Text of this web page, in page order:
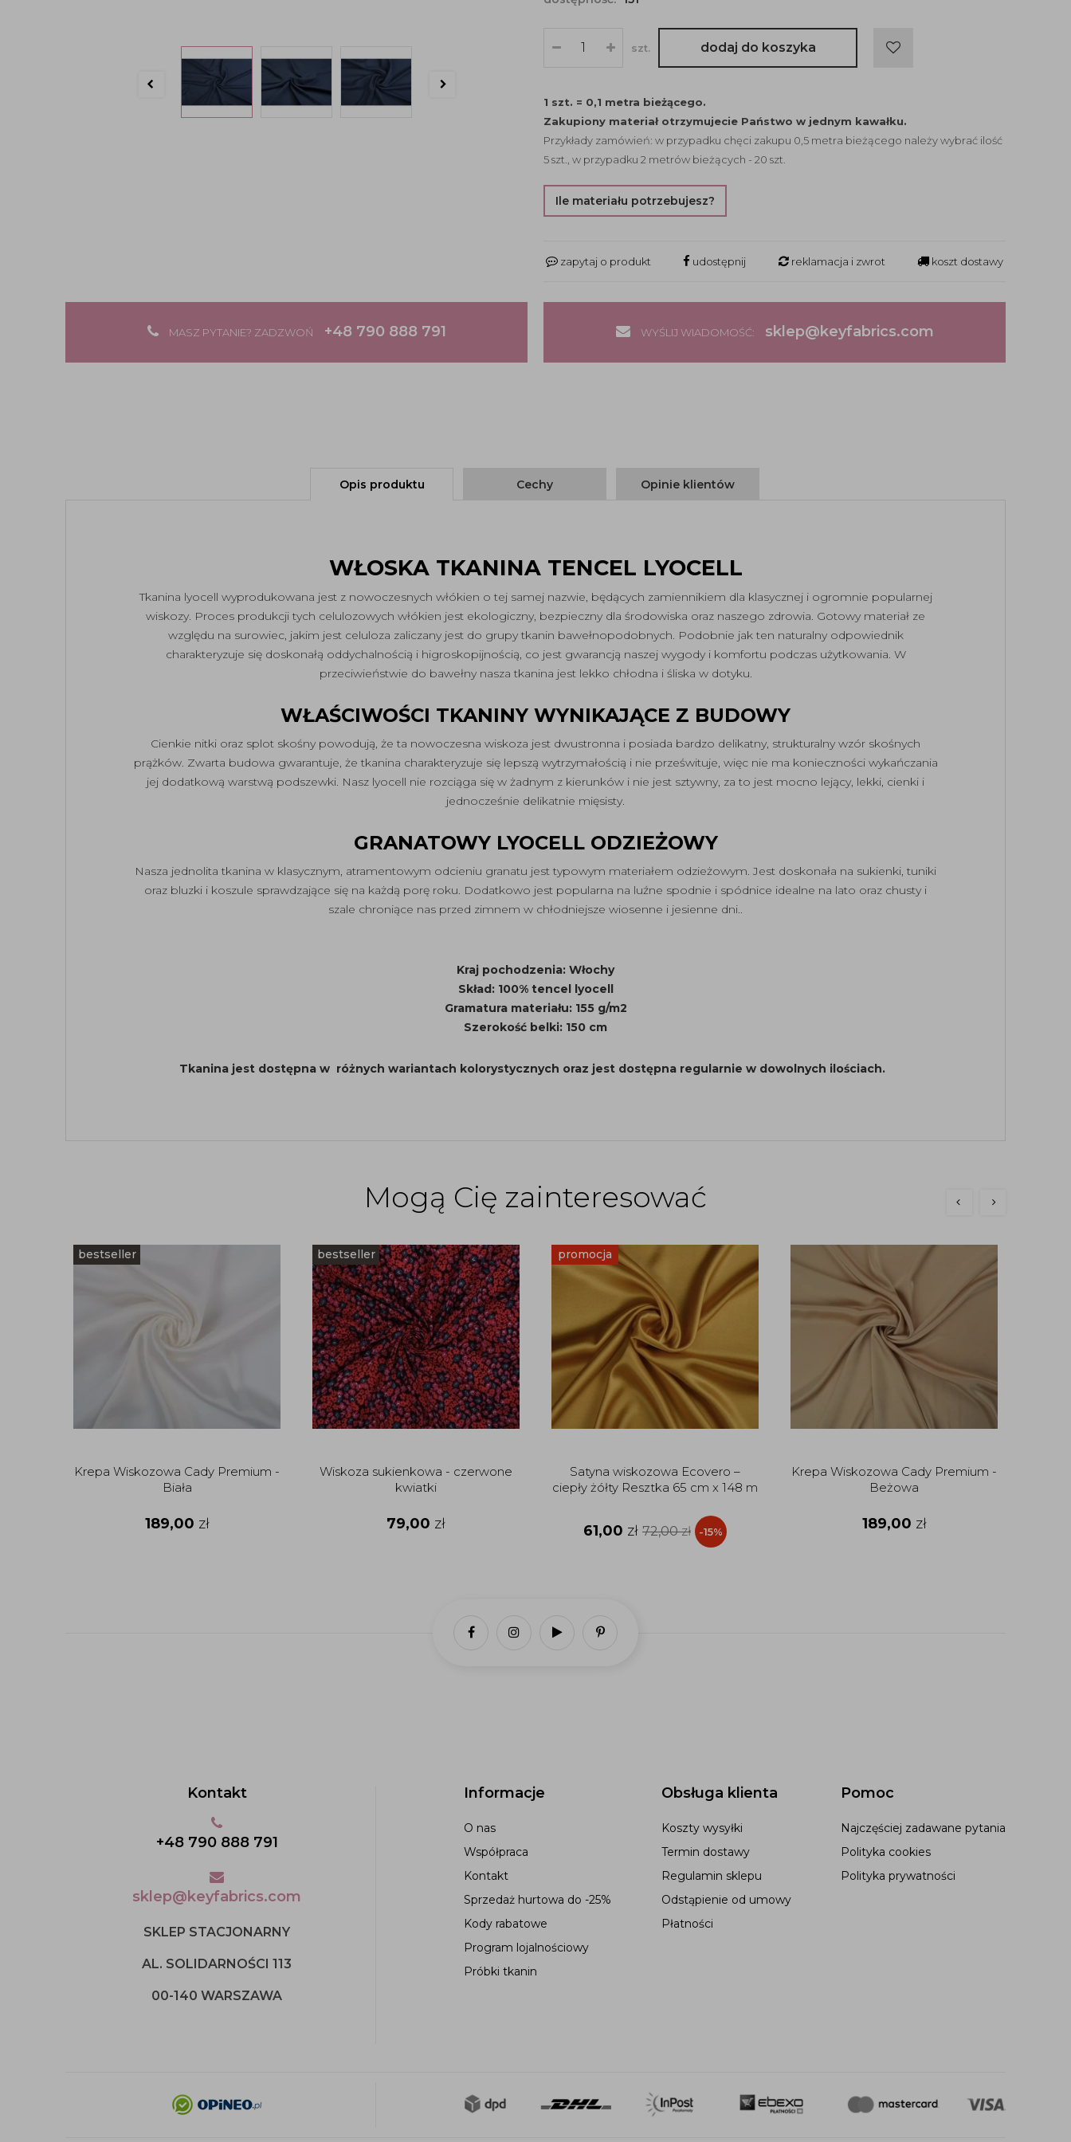
szt. dodaj do koszyka
1 szt. = 0,1 metra bieżącego.
Zakupiony materiał otrzymujecie Państwo w jednym kawałku.
Przykłady zamówień: w przypadku chęci zakupu 0,5 metra bieżącego należy wybrać ilość
5 szt., w przypadku 2 metrów bieżących - 20 szt.
Ile materiału potrzebujesz?
zapytaj o produkt udostępnij reklamacja i zwrot koszt dostawy
MASZ PYTANIE? ZADZWOŃ +48 790 888 791 WYŚLIJ WIADOMOŚĆ: sklep@keyfabrics.com
Opis produktu Cechy Opinie klientów
WŁOSKA TKANINA TENCEL LYOCELL
Tkanina lyocell wyprodukowana jest z nowoczesnych włókien o tej samej nazwie, będących zamiennikiem dla klasycznej i ogromnie popularnej
wiskozy. Proces produkcji tych celulozowych włókien jest ekologiczny, bezpieczny dla środowiska oraz naszego zdrowia. Gotowy materiał ze
względu na surowiec, jakim jest celuloza zaliczany jest do grupy tkanin bawełnopodobnych. Podobnie jak ten naturalny odpowiednik
charakteryzuje się doskonałą oddychalnością i higroskopijnością, co jest gwarancją naszej wygody i komfortu podczas użytkowania. W
przeciwieństwie do bawełny nasza tkanina jest lekko chłodna i śliska w dotyku.
WŁAŚCIWOŚCI TKANINY WYNIKAJĄCE Z BUDOWY
Cienkie nitki oraz splot skośny powodują, że ta nowoczesna wiskoza jest dwustronna i posiada bardzo delikatny, strukturalny wzór skośnych
prążków. Zwarta budowa gwarantuje, że tkanina charakteryzuje się lepszą wytrzymałością i nie prześwituje, więc nie ma konieczności wykańczania
jej dodatkową warstwą podszewki. Nasz lyocell nie rozciąga się w żadnym z kierunków i nie jest sztywny, za to jest mocno lejący, lekki, cienki i
jednocześnie delikatnie mięsisty.
GRANATOWY LYOCELL ODZIEŻOWY
Nasza jednolita tkanina w klasycznym, atramentowym odcieniu granatu jest typowym materiałem odzieżowym. Jest doskonała na sukienki, tuniki
oraz bluzki i koszule sprawdzające się na każdą porę roku. Dodatkowo jest popularna na luźne spodnie i spódnice idealne na lato oraz chusty i
szale chroniące nas przed zimnem w chłodniejsze wiosenne i jesienne dni..
Kraj pochodzenia: Włochy
Skład: 100% tencel lyocell
Gramatura materiału: 155 g/m2
Szerokość belki: 150 cm
Tkanina jest dostępna w różnych wariantach kolorystycznych oraz jest dostępna regularnie w dowolnych ilościach.
Mogą Cię zainteresować
bestseller
Krepa Wiskozowa Cady Premium -
Biała
189,00 zł
bestseller
Wiskoza sukienkowa - czerwone
kwiatki
79,00 zł
promocja
Satyna wiskozowa Ecovero –
ciepły żółty Resztka 65 cm x 148 m
61,00 zł 72,00zł -15%
Krepa Wiskozowa Cady Premium -
Beżowa
189,00 zł
Informacje
O nas
Współpraca
Kontakt
Sprzedaż hurtowa do -25%
Kody rabatowe
Program lojalnościowy
Próbki tkanin
Obsługa klienta
Koszty wysyłki
Termin dostawy
Regulamin sklepu
Odstąpienie od umowy
Płatności
Pomoc
Najczęściej zadawane pytania
Polityka cookies
Polityka prywatności
Kontakt
+48 790 888 791
sklep@keyfabrics.com
SKLEP STACJONARNY
AL. SOLIDARNOŚCI 113
00-140 WARSZAWA